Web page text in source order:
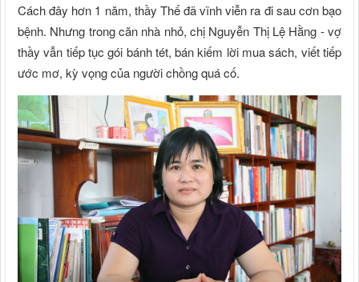
Cách đây hơn 1 năm, thầy Thế đã vĩnh viễn ra đi sau cơn bạo
bệnh. Nhưng trong căn nhà nhỏ, chị Nguyễn Thị Lệ Hằng - vợ
thầy vẫn tiếp tục gói bánh tét, bán kiếm lời mua sách, viết tiếp
ước mơ, kỳ vọng của người chồng quá cố.